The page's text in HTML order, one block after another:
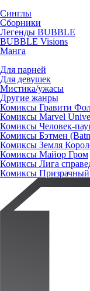
Синглы
Сборники
Легенды BUBBLE
BUBBLE Visions
Манга
Для парней
Для девушек
Мистика/ужасы
Другие жанры
Комиксы Гравити
Комиксы Marvel
Комиксы Человек-
Комиксы Бэтмен
Комиксы Земля
Комиксы Майор Гром
Комиксы Лига
Комиксы